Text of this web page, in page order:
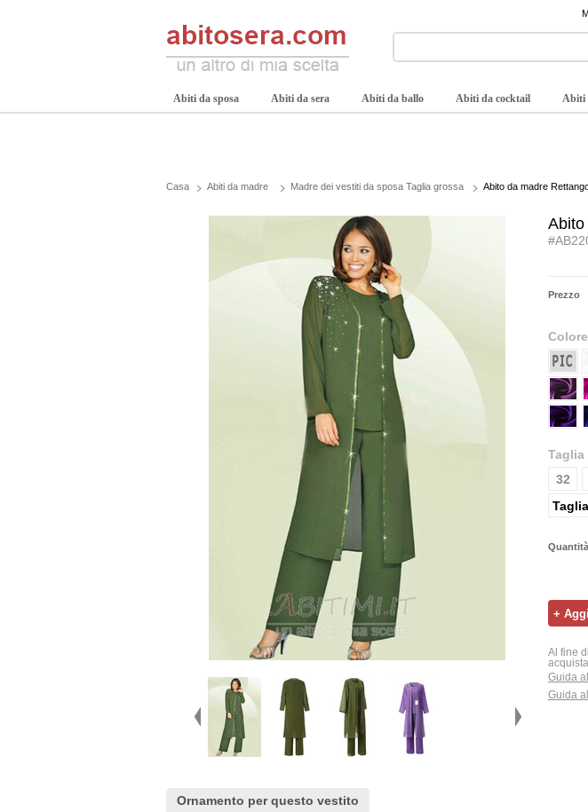
Abiti da sposa Abiti da sera Abiti da ballo Abiti da cocktail Abiti
Casa Abiti da madre Madre dei vestiti da sposa Taglia grossa Abito da madre
Prezzo
Colore
Taglia
32
Al fine
Guida
Guida
Ornamento per questo vestito